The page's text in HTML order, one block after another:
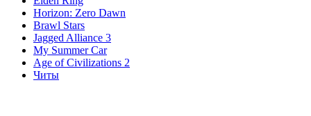
Horizon: Zero Dawn
Brawl Stars
Jagged Alliance 3
My Summer Car
Age of Civilizations 2
Читы